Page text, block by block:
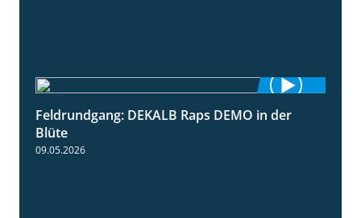
2:37
Feldrundgang: DEKALB Raps DEMO in der
Blüte
09.05.2026